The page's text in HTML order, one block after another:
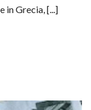
in Grecia, [...]